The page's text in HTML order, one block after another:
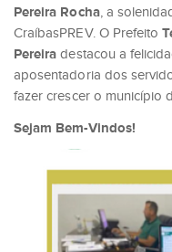
Pereira Rocha, a
CraíbasPREV. O Prefeito
Pereira destacou a
aposentadoria dos
fazer crescer o município
Sejam Bem-Vindos!